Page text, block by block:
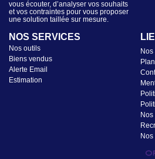
vous écouter, d’analyser vos souhaits
et vos contraintes pour vous proposer
une solution taillée sur mesure.
NOS SERVICES
Nos outils
Biens vendus
Alerte Email
Estimation